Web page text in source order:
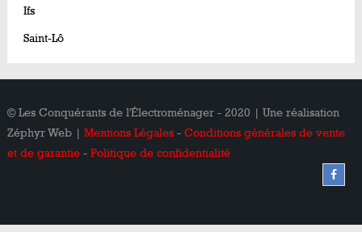
Ifs
Saint-Lô
© Les Conquérants de l'Électroménager - 2020 | Une réalisation
Zéphyr Web | Mentions Légales - Conditions générales de vente
et de garantie - Politique de confidentialité